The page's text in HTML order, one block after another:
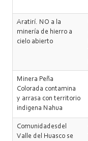
Aratirí. NO a la
minería de hierro a
cielo abierto
Minera Peña
Colorada contamina
y arrasa con territorio
indigena Nahua
Comunidadesdel
Valle del Huasco se